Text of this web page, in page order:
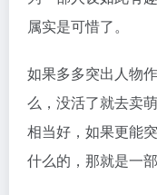
属实是可惜了。
如果多多突出人物
么，没活了就去卖
相当好，如果更能
什么的，那就是一部